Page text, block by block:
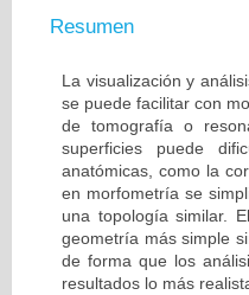
Resumen
La visualización y
se puede facilitar con
de tomografía o
superficies puede
anatómicas, como la
en morfometría se
una topología similar.
geometría más simple
de forma que los
resultados lo más